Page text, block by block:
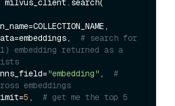
data=embeddings,
# search for
embedding returned as a
anns_field=
"embedding" , #
embeddings
limit=
5 , # get me the top 5